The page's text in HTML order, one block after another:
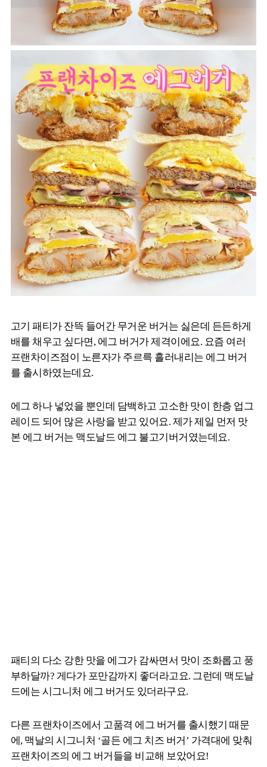
고기 패티가 잔뜩 들어간 무거운 버거는 싫은데 든든하게
배를 채우고 싶다면, 에그 버거가 제격이에요. 요즘 여러
프랜차이즈점이 노른자가 주르륵 흘러내리는 에그 버거
를 출시하였는데요.
에그 하나 넣었을 뿐인데 담백하고 고소한 맛이 한층 업그
레이드 되어 많은 사랑을 받고 있어요. 제가 제일 먼저 맛
본 에그 버거는 맥도날드 에그 불고기버거였는데요.
패티의 다소 강한 맛을 에그가 감싸면서 맛이 조화롭고 풍
부하달까? 게다가 포만감까지 좋더라고요. 그런데 맥도날
드에는 시그니처 에그 버거도 있더라구요.
다른 프랜차이즈에서 고품격 에그 버거를 출시했기 때문
에, 맥날의 시그니처 ‘골든 에그 치즈 버거’ 가격대에 맞춰
프랜차이즈의 에그 버거들을 비교해 보았어요!